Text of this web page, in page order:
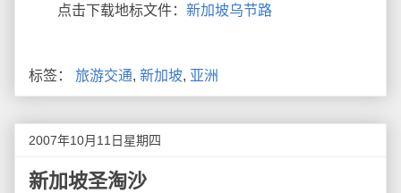
点击下载地标文件： 新加坡乌节路
标签： 旅游交通, 新加坡, 亚洲
2007年10月11日星期四
新加坡圣淘沙